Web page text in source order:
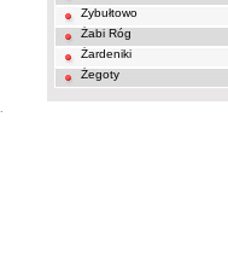
Zybułtowo
Żabi Róg
Żardeniki
Żegoty
.